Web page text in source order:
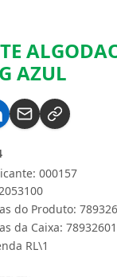
AZUL
000157
do Produto:
da Caixa:
RL\1